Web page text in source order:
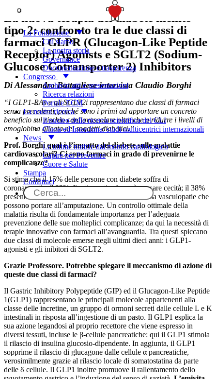
La Fondazione
Chi siamo
La nostra storia
Governance
Documentazione e trasparenza
Congresso
Archivio atti e presentazioni
Ricerca relazioni
Portale ECM
La nostra ricerca
Il nucleo della ricerca scientifica del CLI
Clima ed Interclima: studi multicentrici internazionali
News
Le ultime notizie dal mondo cardiologico
Capire per Prevenire
Cuore e Salute
Stampa
Contattaci
La nuova terapia del diabete mellito
tipo 2: confronto tra le due classi di
farmaci GLPR (Glucagon-Like Peptide
Receptor) Agonists e SGLT2 (Sodium-
Glucose Cotransporter 2) Inhibitors
Di Alessandro Battagliese intervista Claudio Borghi
“I GLP1-RAs e gli SGLT2i rappresentano due classi di farmaci
senza precedenti, poiché sono i primi ad apportare un concreto
beneficio sul rischio cardiovascolare oltre che a ridurre i livelli di
emoglobina glicata nei soggetti diabetici.”
Prof. Borghi qual è l’impatto del diabete sulle malattie
cardiovascolari? Ci sono farmaci in grado di prevenirne le
complicanze?
Si stima che il 15% delle persone con diabete soffra di
coronaropatia; il 22% di retinopatia che può causare cecità; il 38%
presenti una malattia renale cronica ed il 3% abbia vasculopatie che
possono portare all’amputazione. Un controllo ottimale della
malattia risulta di fondamentale importanza per l’adeguata
prevenzione delle sue molteplici complicanze; da qui la necessità di
terapie innovative con farmaci all’avanguardia. Tra questi spiccano
due classi di molecole emerse negli ultimi dieci anni: i GLP1-
agonisti e gli inibitori di SGLT2.
Grazie Professore. Potrebbe spiegare il meccanismo di azione di
queste due classi di farmaci?
Il Gastric Inhibitory Polypeptide (GIP) ed il Glucagon-Like Peptide
1(GLP1) rappresentano le principali molecole appartenenti alla
classe delle incretine, un gruppo di ormoni secreti dalle cellule L e K
intestinali in risposta all’ingestione di un pasto. Il GLP1 esplica la
sua azione legandosi al proprio recettore che viene espresso in
diversi tessuti, incluse le β-cellule pancreatiche: qui il GLP1 stimola
il rilascio di insulina glucosio-dipendente. In aggiunta, il GLP1
sopprime il rilascio di glucagone dalle cellule α pancreatiche,
verosimilmente grazie al rilascio locale di somatostatina da parte
delle δ cellule. Il GLP1 inoltre promuove il rallentamento dello